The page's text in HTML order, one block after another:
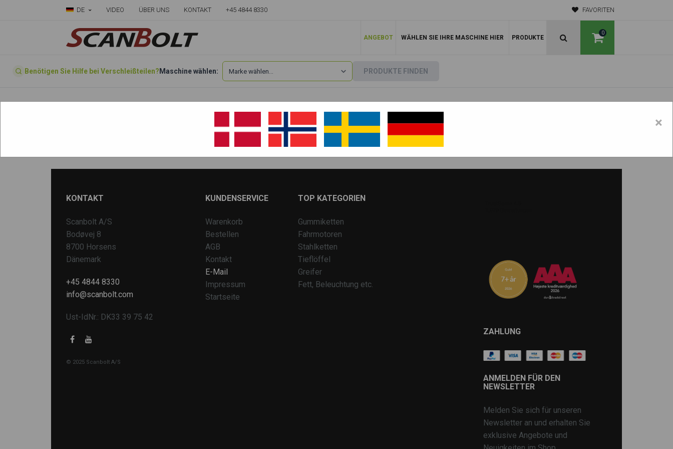
DE VIDEO ÜBER UNS KONTAKT +45 4844 8330 FAVORITEN
0
ANGEBOT WÄHLEN SIE IHRE MASCHINE HIER PRODUKTE
Benötigen Sie Hilfe bei Verschleißteilen? Maschine wählen: PRODUKTE FINDEN
HR3.7 - Stålbælter
KONTAKT
Scanbolt A/S
Bodøvej 8
8700 Horsens
Dänemark
+45 4844 8330
info@scanbolt.com
Ust-IdNr.: DK33 39 75 42
© 2025 Scanbolt A/S
KUNDENSERVICE
Warenkorb
Bestellen
AGB
Kontakt
E-Mail
Impressum
Startseite
TOP KATEGORIEN
Gummiketten
Fahrmotoren
Stahlketten
Tieflöffel
Greifer
Fett, Beleuchtung etc.
ZAHLUNG
ANMELDEN FÜR DEN
NEWSLETTER
Melden Sie sich für unseren
Newsletter an und erhalten Sie
exklusive Angebote und
×